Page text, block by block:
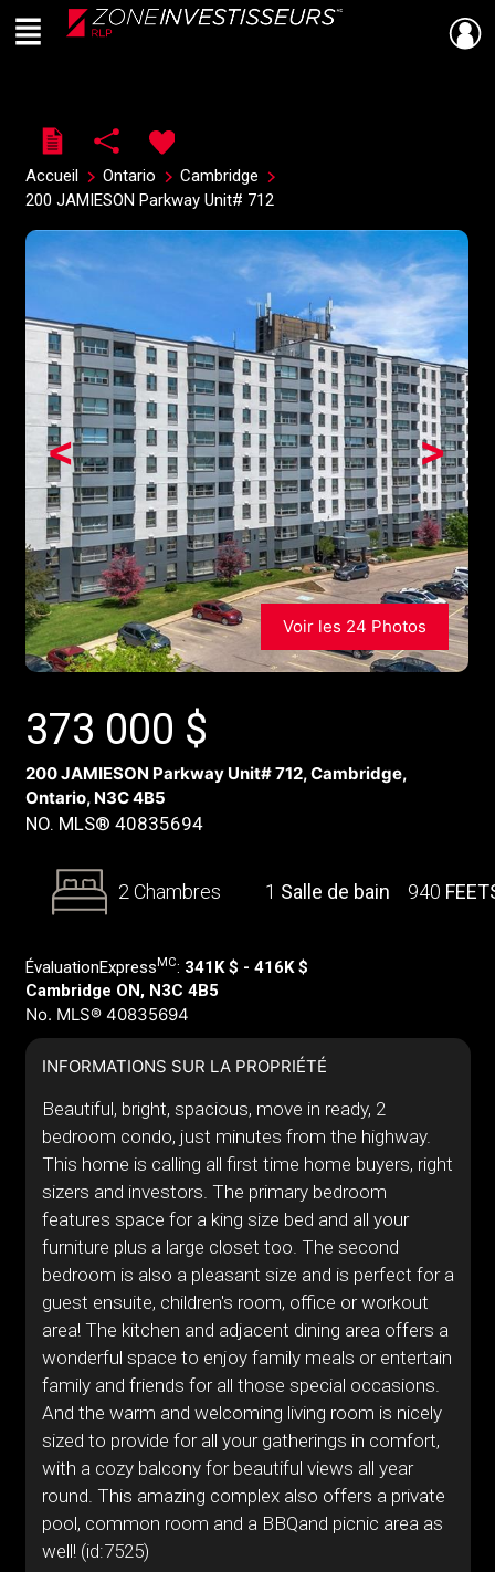
Live
En Direct
Menu
Accueil Ontario
Cambridge
200 JAMIESON Parkway Unit# 712
>
<
Voir les 24 Photos
373 000 $
200 JAMIESON Parkway Unit# 712, Cambridge,
Ontario, N3C 4B5
NO. MLS® 40835694
2 Chambres 1 Salle de bain 940
ÉvaluationExpress MC: 341K $ - 416K $
Cambridge ON, N3C 4B5
No. MLS® 40835694
INFORMATIONS SUR LA PROPRIÉTÉ
Beautiful, bright, spacious, move in ready, 2
bedroom condo, just minutes from the highway.
This home is calling all first time home buyers, right
sizers and investors. The primary bedroom
features space for a king size bed and all your
furniture plus a large closet too. The second
bedroom is also a pleasant size and is perfect for a
guest ensuite, children's room, office or workout
area! The kitchen and adjacent dining area offers a
wonderful space to enjoy family meals or entertain
family and friends for all those special occasions.
And the warm and welcoming living room is nicely
sized to provide for all your gatherings in comfort,
with a cozy balcony for beautiful views all year
round. This amazing complex also offers a private
pool, common room and a BBQand picnic area as
well! (id:7525)